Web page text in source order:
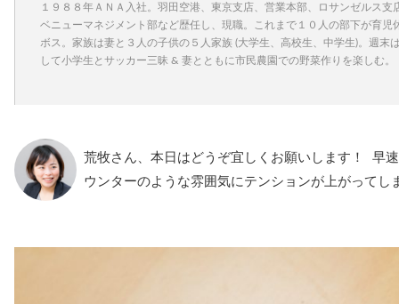
１９８８年ＡＮＡ入社。羽田空港、東京支店、営業本部、ロサンゼルス
ベニューマネジメント部など歴任し、現職。これまで１０人の部下が育児
ボス。家族は妻と３人の子供の５人家族 (大学生、高校生、中学生)。週末
して小学生とサッカー三昧 & 妻とともに市民農園での野菜作りを楽しむ。
荒牧さん、本日はどうぞ宜しくお願いします！ 早
ウンターのような雰囲気にテンションが上がってし